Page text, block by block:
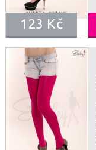
123 Kč